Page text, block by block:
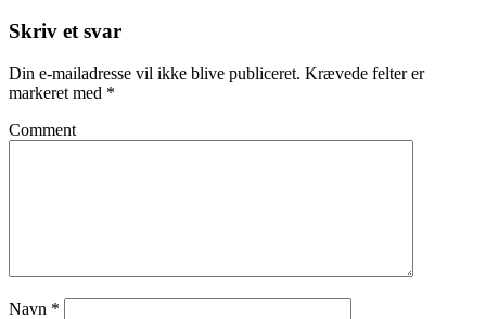
Skriv et svar
Din e-mailadresse vil ikke blive publiceret. Krævede felter er
markeret med *
Comment
Navn *